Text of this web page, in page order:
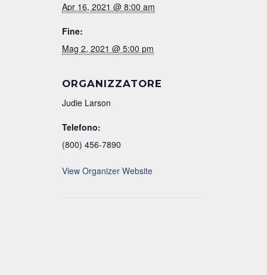
Apr 16, 2021 @ 8:00 am
Fine:
Mag 2, 2021 @ 5:00 pm
ORGANIZZATORE
Judie Larson
Telefono:
(800) 456-7890
View Organizer Website